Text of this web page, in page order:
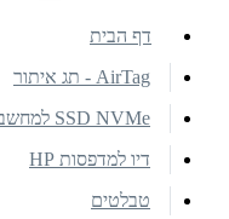
דף הבית
AirTag - תג איתור
SSD NVMe למחשבים נייחים וניידים
דיו למדפסות HP
טבלטים